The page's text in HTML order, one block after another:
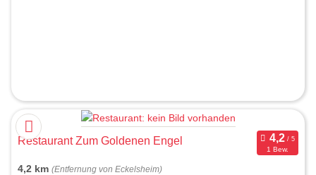
Restaurant Zum Goldenen Engel
1 Bew.
4,2 km (Entfernung von Eckelsheim)